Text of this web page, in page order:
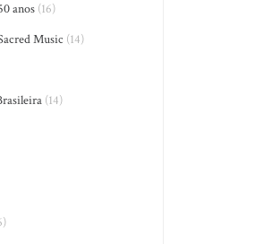
anos (16)
Music (14)
(14)